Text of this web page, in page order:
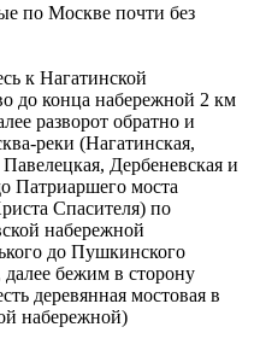
по Москве почти без
к Нагатинской
до конца набережной 2 км
разворот обратно и
реки (Нагатинская,
Дербеневская и
Патриаршего моста
Спасителя) по
набережной
до Пушкинского
бежим в сторону
деревянная мостовая в
набережной)